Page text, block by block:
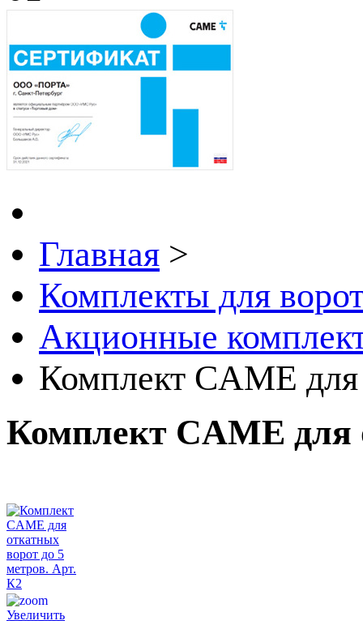
Главная >
Комплекты для
Акционные
Комплект CAME
Комплект CAME для
Увеличить